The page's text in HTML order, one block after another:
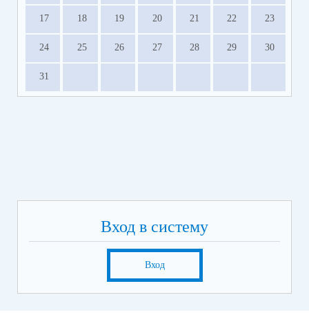
17 18 19 20 21 22 23
24 25 26 27 28 29 30
31
Вход в систему
Вход